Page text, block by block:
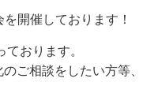
開催しております！
おります。
ご相談をしたい方等、